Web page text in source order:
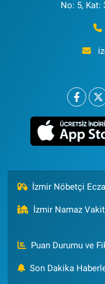
No: 5, Kat:
İzmir Nöbetçi
İzmir Namaz
Puan Durumu ve
Son Dakika